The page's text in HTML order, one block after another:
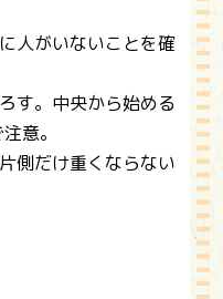
人がいないことを確
す。中央から始める
意。
側だけ重くならない